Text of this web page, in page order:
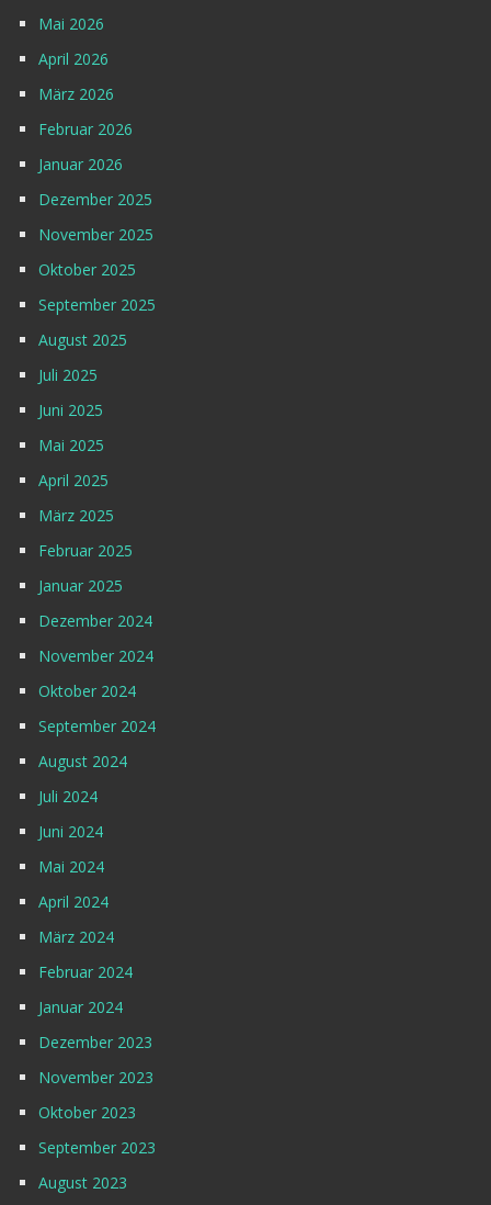
Mai 2026
April 2026
März 2026
Februar 2026
Januar 2026
Dezember 2025
November 2025
Oktober 2025
September 2025
August 2025
Juli 2025
Juni 2025
Mai 2025
April 2025
März 2025
Februar 2025
Januar 2025
Dezember 2024
November 2024
Oktober 2024
September 2024
August 2024
Juli 2024
Juni 2024
Mai 2024
April 2024
März 2024
Februar 2024
Januar 2024
Dezember 2023
November 2023
Oktober 2023
September 2023
August 2023